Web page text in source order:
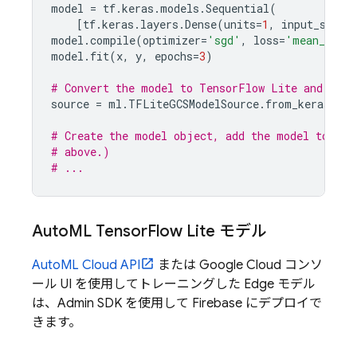
model = tf.keras .models .Sequential(
[tf.keras . layers .Dense(units=1 , input_shape
model .compile(optimizer= 'sgd' , loss=
model . fit(x, y, epochs=3)
# Convert the model to TensorFlow Lite and
source = ml . TFLiteGCSModelSource.
# Create the model object, add the model to
# above.)
# ...
AutoML TensorFlow Lite モデル
AutoML Cloud API または Google Cloud コンソ
ール UI を使用してトレーニングした Edge モデル
は、Admin SDK を使用して Firebase にデプロイで
きます。